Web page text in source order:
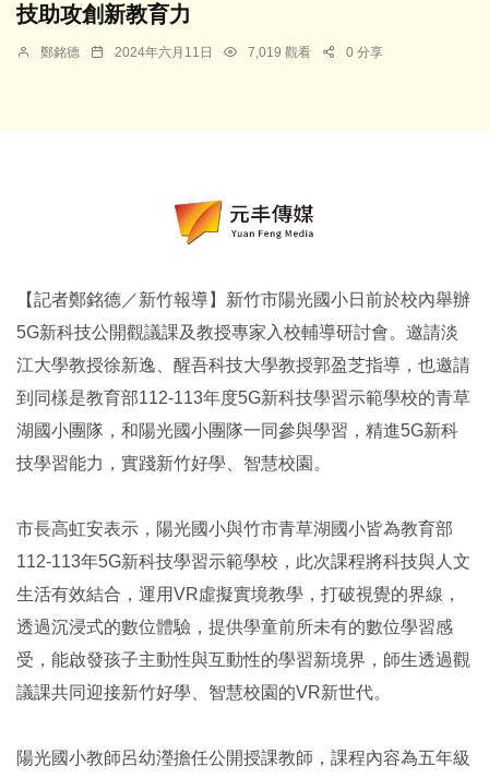
技助攻創新教育力
鄭銘德 2024年六月11日 7,019 觀看 0 分享
【記者鄭銘德／新竹報導】新竹市陽光國小日前於校內舉辦
5G新科技公開觀議課及教授專家入校輔導研討會。邀請淡
江大學教授徐新逸、醒吾科技大學教授郭盈芝指導，也邀請
到同樣是教育部112-113年度5G新科技學習示範學校的青草
湖國小團隊，和陽光國小團隊一同參與學習，精進5G新科
技學習能力，實踐新竹好學、智慧校園。
市長高虹安表示，陽光國小與竹市青草湖國小皆為教育部
112-113年5G新科技學習示範學校，此次課程將科技與人文
生活有效結合，運用VR虛擬實境教學，打破視覺的界線，
透過沉浸式的數位體驗，提供學童前所未有的數位學習感
受，能啟發孩子主動性與互動性的學習新境界，師生透過觀
議課共同迎接新竹好學、智慧校園的VR新世代。
陽光國小教師呂幼瀅擔任公開授課教師，課程內容為五年級